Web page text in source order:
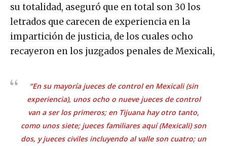
su totalidad, aseguró que en total son 30 los
letrados que carecen de experiencia en la
impartición de justicia, de los cuales ocho
recayeron en los juzgados penales de Mexicali,
“En su mayoría jueces de control en Mexicali (sin
experiencia), unos ocho o nueve jueces de control
van a ser los primeros; en Tijuana hay otro tanto,
como unos siete; jueces familiares aquí (Mexicali) son
dos, y jueces civiles incluyendo al valle son cuatro; un